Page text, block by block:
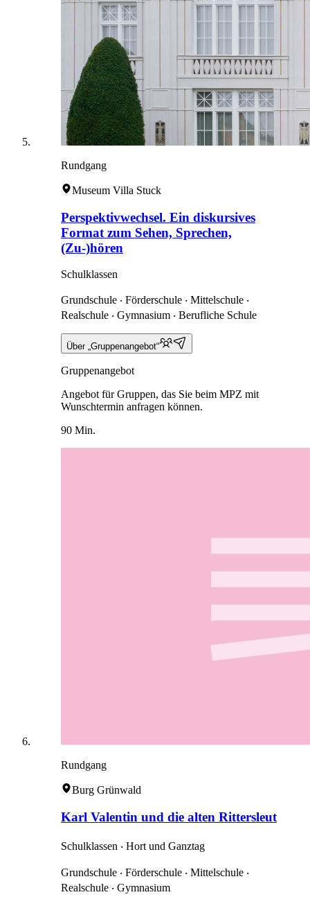
Rundgang
Museum Villa Stuck
Perspektivwechsel. Ein diskursives
Format zum Sehen, Sprechen,
(Zu-)hören
Schulklassen
Grundschule ‧ Förderschule ‧ Mittelschule ‧
Realschule ‧ Gymnasium ‧ Berufliche Schule
Über „Gruppenangebot“
Gruppenangebot
Angebot für Gruppen, das Sie beim MPZ mit
Wunschtermin anfragen können.
90 Min.
Rundgang
Burg Grünwald
Karl Valentin und die alten Rittersleut
Schulklassen ‧ Hort und Ganztag
Grundschule ‧ Förderschule ‧ Mittelschule ‧
Realschule ‧ Gymnasium